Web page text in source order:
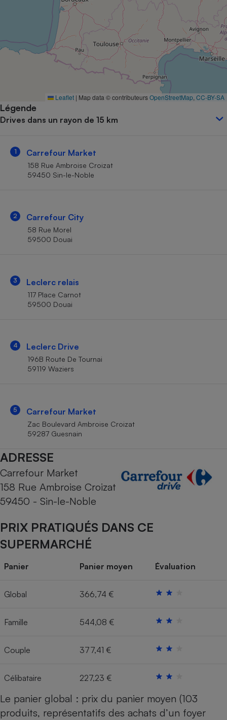
Leaflet | Map data © contributeursOpenStreetMap CC-BY-SA
Légende
Drives dans un rayon de 15 km
1 Carrefour Market
158 Rue Ambroise Croizat
59450 Sin-le-Noble
2 Carrefour City
58 Rue Morel
59500 Douai
3 Leclerc relais
117 Place Carnot
59500 Douai
4 Leclerc Drive
196B Route De Tournai
59119 Waziers
5 Carrefour Market
Zac Boulevard Ambroise Croizat
59287 Guesnain
ADRESSE
Carrefour Market
158 Rue Ambroise Croizat
59450 - Sin-le-Noble
PRIX PRATIQUÉS DANS CE
SUPERMARCHÉ
Panier Panier moyen Évaluation
Global 366,74 €
Famille 544,08 €
Couple 377,41 €
Célibataire 227,23 €
Le panier global : prix du panier moyen (103
produits, représentatifs des achats d’un foyer
Complément
alimentaire
Assurance emprunteur
Banque
Petit électroménager -
Cafetière à expressos
Matelas
Mutuelle